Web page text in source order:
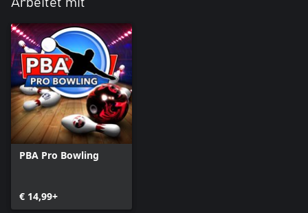
PBA Pro Bowling
€ 14,99+